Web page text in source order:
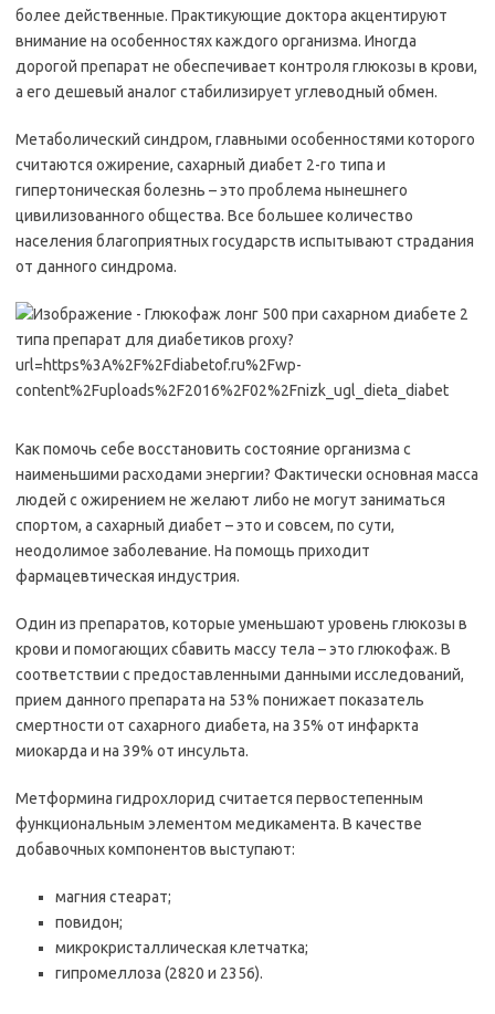
более действенные. Практикующие доктора акцентируют
внимание на особенностях каждого организма. Иногда
дорогой препарат не обеспечивает контроля глюкозы в крови,
а его дешевый аналог стабилизирует углеводный обмен.
Метаболический синдром, главными особенностями которого
считаются ожирение, сахарный диабет 2-го типа и
гипертоническая болезнь – это проблема нынешнего
цивилизованного общества. Все большее количество
населения благоприятных государств испытывают страдания
от данного синдрома.
Как помочь себе восстановить состояние организма с
наименьшими расходами энергии? Фактически основная масса
людей с ожирением не желают либо не могут заниматься
спортом, а сахарный диабет – это и совсем, по сути,
неодолимое заболевание. На помощь приходит
фармацевтическая индустрия.
Один из препаратов, которые уменьшают уровень глюкозы в
крови и помогающих сбавить массу тела – это глюкофаж. В
соответствии с предоставленными данными исследований,
прием данного препарата на 53% понижает показатель
смертности от сахарного диабета, на 35% от инфаркта
миокарда и на 39% от инсульта.
Метформина гидрохлорид считается первостепенным
функциональным элементом медикамента. В качестве
добавочных компонентов выступают:
магния стеарат;
повидон;
микрокристаллическая клетчатка;
гипромеллоза (2820 и 2356).